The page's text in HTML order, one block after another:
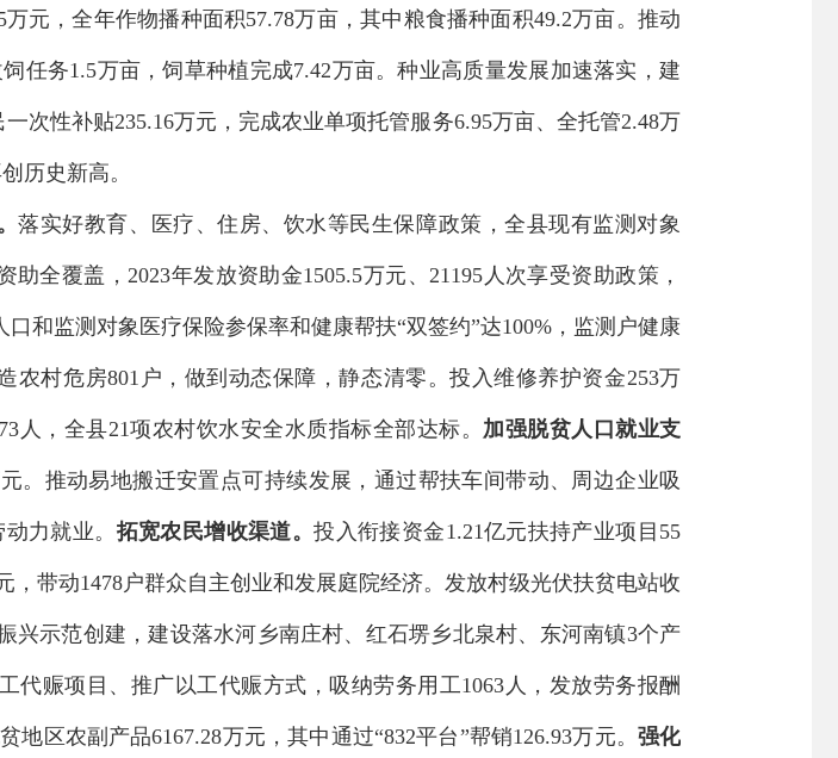
万元，全年作物播种面积57.78万亩，其中粮食播种面积49.2万亩。推动
任务1.5万亩，饲草种植完成7.42万亩。种业高质量发展加速落实，建
一次性补贴235.16万元，完成农业单项托管服务6.95万亩、全托管2.48万
历史新高。
落实好教育、医疗、住房、饮水等民生保障政策，全县现有监测对象
助全覆盖 ，2023年发放资助金1505.5万元 、21195 人次享受资助政策，
口和监测对象医疗保险参保率和健康帮扶“双签约”达100%， 监测户健康
农村危房801 户，做到动态保障，静态清零。投入维修养护资金253万
人，全县21项农村饮水安全水质指标全部达标。 加强脱贫人口就业支
。推动易地搬迁安置点可持续发展，通过帮扶车间带动、周边企业吸
力就业。 拓宽农民增收渠道。投入衔接资金1.21亿元扶持产业项目 55
，带动1478户群众自主创业和发展庭院经济。发放村级光伏扶贫电站收
兴示范创建，建设落水河乡南庄村、红石塄乡北泉村、东河南镇3个产
代赈项目、推广以工代赈方式，吸纳劳务用工1063人， 发放劳务报酬
地区农副产品6167.28万元，其中通过“832平台”帮销126.93万元。 强化